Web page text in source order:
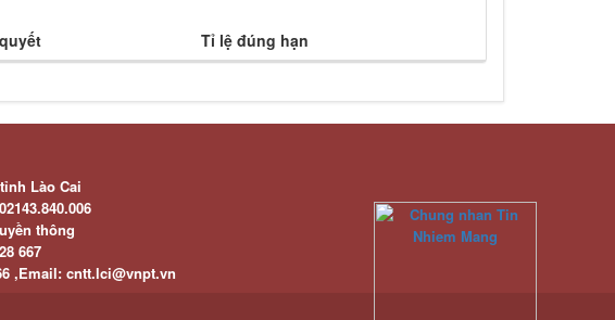
Tỉ lệ đúng hạn
Lào Cai
thông
667
,Email: cntt.lci@vnpt.vn